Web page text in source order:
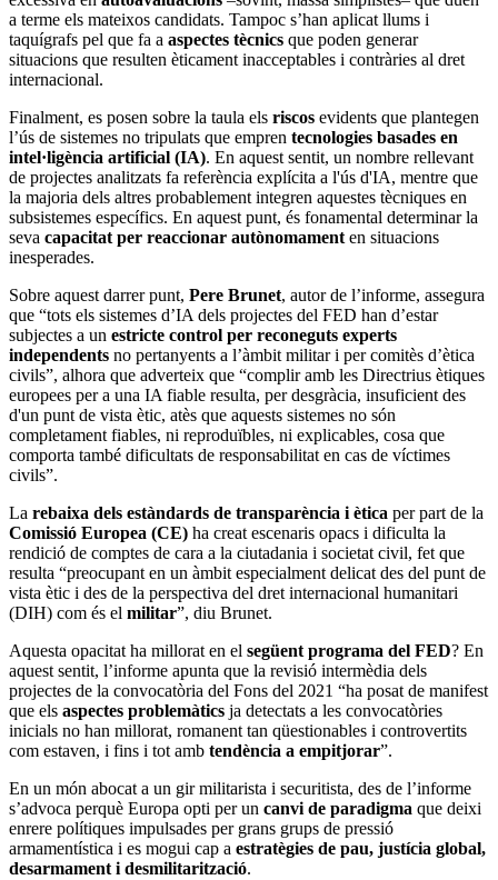
a terme els mateixos candidats. Tampoc s’han aplicat llums i
taquígrafs pel que fa a aspectes tècnics que poden generar
situacions que resulten èticament inacceptables i contràries al dret
internacional.
Finalment, es posen sobre la taula els riscos evidents que plantegen
l’ús de sistemes no tripulats que empren tecnologies basades en
intel·ligència artificial (IA). En aquest sentit, un nombre rellevant
de projectes analitzats fa referència explícita a l'ús d'IA, mentre que
la majoria dels altres probablement integren aquestes tècniques en
subsistemes específics. En aquest punt, és fonamental determinar la
seva capacitat per reaccionar autònomament en situacions
inesperades.
Sobre aquest darrer punt, Pere Brunet, autor de l’informe, assegura
que “tots els sistemes d’IA dels projectes del FED han d’estar
subjectes a un estricte control per reconeguts experts
independents no pertanyents a l’àmbit militar i per comitès d’ètica
civils”, alhora que adverteix que “complir amb les Directrius ètiques
europees per a una IA fiable resulta, per desgràcia, insuficient des
d'un punt de vista ètic, atès que aquests sistemes no són
completament fiables, ni reproduïbles, ni explicables, cosa que
comporta també dificultats de responsabilitat en cas de víctimes
civils”.
La rebaixa dels estàndards de transparència i ètica per part de la
Comissió Europea (CE) ha creat escenaris opacs i dificulta la
rendició de comptes de cara a la ciutadania i societat civil, fet que
resulta “preocupant en un àmbit especialment delicat des del punt de
vista ètic i des de la perspectiva del dret internacional humanitari
(DIH) com és el militar”, diu Brunet.
Aquesta opacitat ha millorat en el següent programa del FED? En
aquest sentit, l’informe apunta que la revisió intermèdia dels
projectes de la convocatòria del Fons del 2021 “ha posat de manifest
que els aspectes problemàtics ja detectats a les convocatòries
inicials no han millorat, romanent tan qüestionables i controvertits
com estaven, i fins i tot amb tendència a empitjorar”.
En un món abocat a un gir militarista i securitista, des de l’informe
s’advoca perquè Europa opti per un canvi de paradigma que deixi
enrere polítiques impulsades per grans grups de pressió
armamentística i es mogui cap a estratègies de pau, justícia global,
desarmament i desmilitarització.